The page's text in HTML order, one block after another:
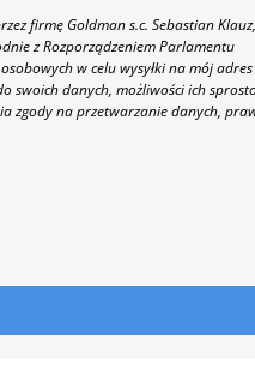
firmę Goldman s.c. Sebastian
z Rozporządzeniem Parlamentu
w celu wysyłki na mój
swoich danych, możliwości ich
zgody na przetwarzanie danych,